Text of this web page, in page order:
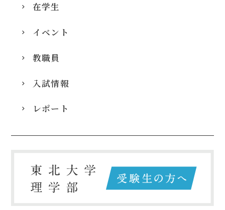
在学生
イベント
教職員
入試情報
レポート